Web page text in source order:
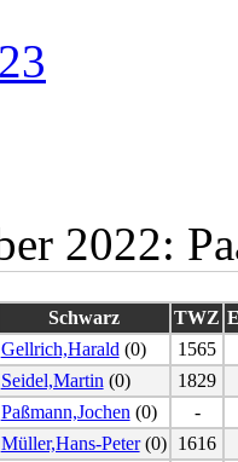
2022:
Schwarz TWZ
Gellrich,Harald (0)
1565
Seidel,Martin (0)
1829
Paßmann,Jochen (0)
-
Müller,Hans-Peter(0)
1616